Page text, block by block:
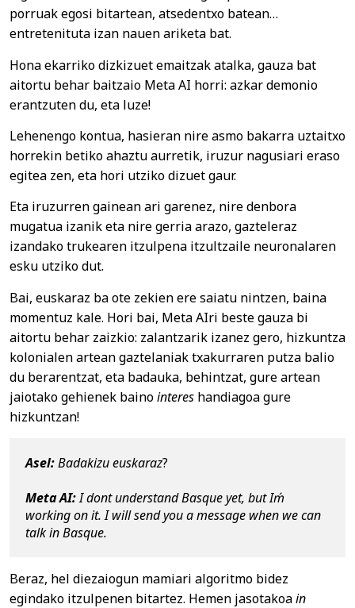
porruak egosi bitartean, atsedentxo batean…
entretenituta izan nauen ariketa bat.
Hona ekarriko dizkizuet emaitzak atalka, gauza bat
aitortu behar baitzaio Meta AI horri: azkar demonio
erantzuten du, eta luze!
Lehenengo kontua, hasieran nire asmo bakarra uztaitxo
horrekin betiko ahaztu aurretik, iruzur nagusiari eraso
egitea zen, eta hori utziko dizuet gaur.
Eta iruzurren gainean ari garenez, nire denbora
mugatua izanik eta nire gerria arazo, gazteleraz
izandako trukearen itzulpena itzultzaile neuronalaren
esku utziko dut.
Bai, euskaraz ba ote zekien ere saiatu nintzen, baina
momentuz kale. Hori bai, Meta AIri beste gauza bi
aitortu behar zaizkio: zalantzarik izanez gero, hizkuntza
kolonialen artean gaztelaniak txakurraren putza balio
du berarentzat, eta badauka, behintzat, gure artean
jaiotako gehienek bainointeres handiagoa gure
hizkuntzan!
Asel: Badakizu euskaraz?
Meta AI: I dont understand Basque yet, but Iḿ
working on it. I will send you a message when we can
talk in Basque.
Beraz, hel diezaiogun mamiari algoritmo bidez
egindako itzulpenen bitartez. Hemen jasotakoain